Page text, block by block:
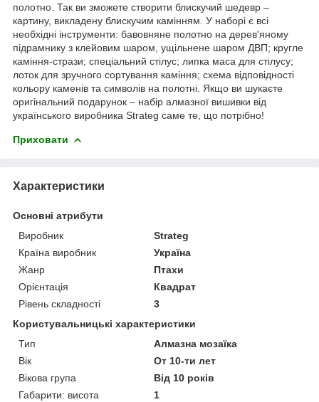
полотно. Так ви зможете створити блискучий шедевр –
картину, викладену блискучим камінням. У наборі є всі
необхідні інструменти: бавовняне полотно на дерев'яному
підрамнику з клейовим шаром, ущільнене шаром ДВП; кругле
каміння-стрази; спеціальний стілус; липка маса для стілусу;
лоток для зручного сортування каміння; схема відповідності
кольору каменів та символів на полотні. Якщо ви шукаєте
оригінальний подарунок – набір алмазної вишивки від
українського виробника Strateg саме те, що потрібно!
Приховати
Характеристики
Основні атрибути
Виробник
Strateg
Країна виробник
Україна
Жанр
Птахи
Орієнтація
Квадрат
Рівень складності
3
Користувальницькі характеристики
Тип
Алмазна мозаїка
Вік
От 10-ти лет
Вікова група
Від 10 років
Габарити: висота
1